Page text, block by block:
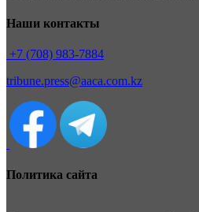
Наши контакты
+7 (708) 983-7884
tribune.press@aaca.com.kz
Политика сайта